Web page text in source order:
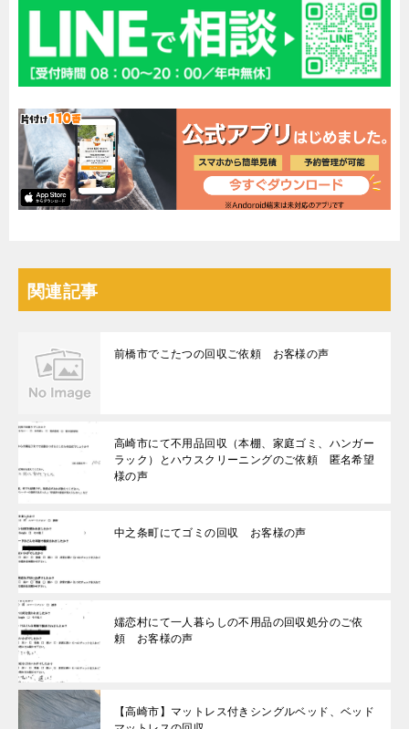
関連記事
前橋市でこたつの回収ご依頼 お客様の声
高崎市にて不用品回収（本棚、家庭ゴミ、ハンガー
ラック）とハウスクリーニングのご依頼 匿名希望
様の声
中之条町にてゴミの回収 お客様の声
嬬恋村にて一人暮らしの不用品の回収処分のご依
頼 お客様の声
【高崎市】マットレス付きシングルベッド、ベッド